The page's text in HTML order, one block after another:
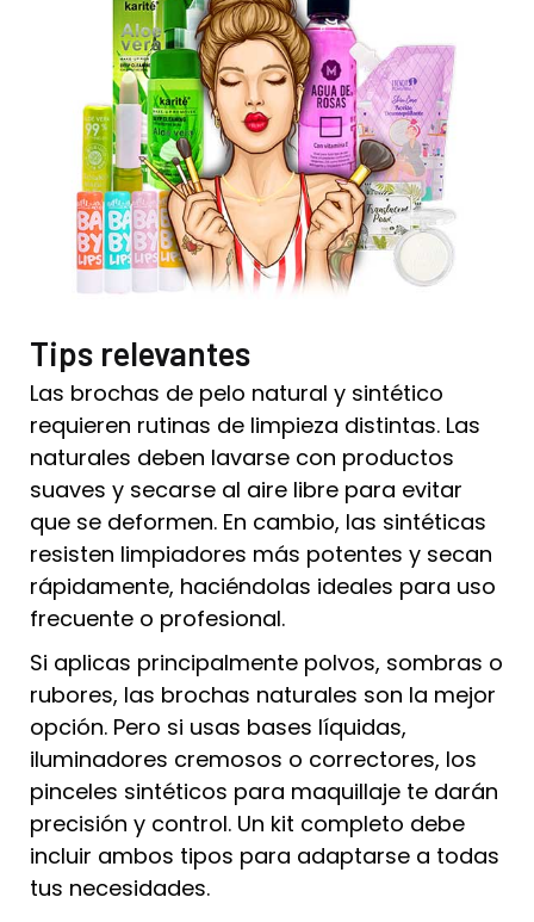
Tips relevantes
Las brochas de pelo natural y sintético
requieren rutinas de limpieza distintas. Las
naturales deben lavarse con productos
suaves y secarse al aire libre para evitar
que se deformen. En cambio, las sintéticas
resisten limpiadores más potentes y secan
rápidamente, haciéndolas ideales para uso
frecuente o profesional.
Si aplicas principalmente polvos, sombras o
rubores, las brochas naturales son la mejor
opción. Pero si usas bases líquidas,
iluminadores cremosos o correctores, los
pinceles sintéticos para maquillaje te darán
precisión y control. Un kit completo debe
incluir ambos tipos para adaptarse a todas
tus necesidades.